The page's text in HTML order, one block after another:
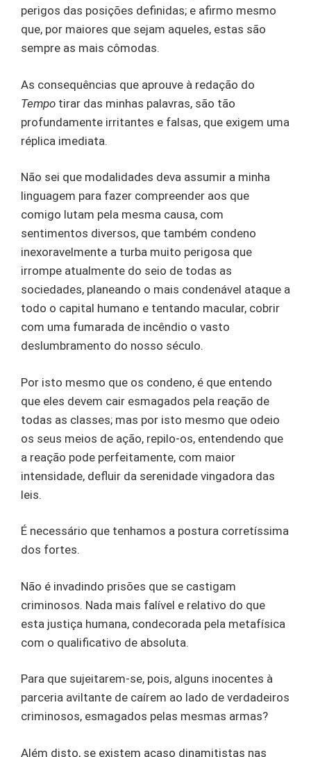
perigos das posições definidas; e afirmo mesmo
que, por maiores que sejam aqueles, estas são
sempre as mais cômodas.
As consequências que aprouve à redação do
Tempo tirar das minhas palavras, são tão
profundamente irritantes e falsas, que exigem uma
réplica imediata.
Não sei que modalidades deva assumir a minha
linguagem para fazer compreender aos que
comigo lutam pela mesma causa, com
sentimentos diversos, que também condeno
inexoravelmente a turba muito perigosa que
irrompe atualmente do seio de todas as
sociedades, planeando o mais condenável ataque a
todo o capital humano e tentando macular, cobrir
com uma fumarada de incêndio o vasto
deslumbramento do nosso século.
Por isto mesmo que os condeno, é que entendo
que eles devem cair esmagados pela reação de
todas as classes; mas por isto mesmo que odeio
os seus meios de ação, repilo-os, entendendo que
a reação pode perfeitamente, com maior
intensidade, defluir da serenidade vingadora das
leis.
É necessário que tenhamos a postura corretíssima
dos fortes.
Não é invadindo prisões que se castigam
criminosos. Nada mais falível e relativo do que
esta justiça humana, condecorada pela metafísica
com o qualificativo de absoluta.
Para que sujeitarem-se, pois, alguns inocentes à
parceria aviltante de caírem ao lado de verdadeiros
criminosos, esmagados pelas mesmas armas?
Além disto, se existem acaso dinamitistas nas